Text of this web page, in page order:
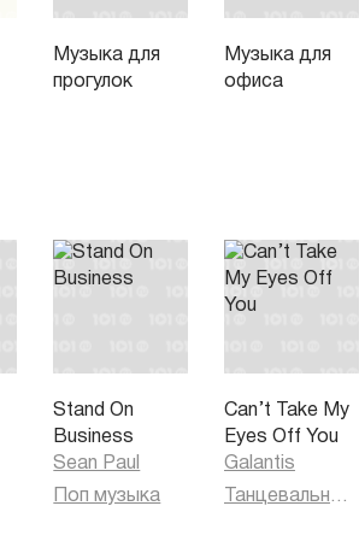
Музыка для
прогулок
Музыка для
офиса
Stand On
Business
Sean Paul
Поп музыка
Can’t Take My
Eyes Off You
Galantis